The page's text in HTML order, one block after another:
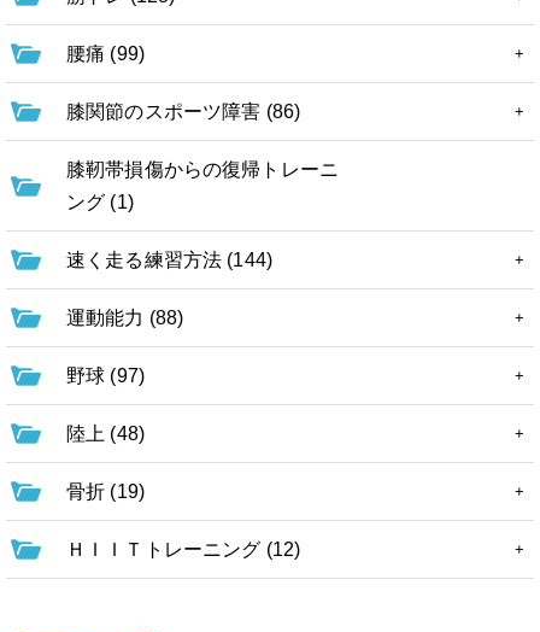
腰痛 (99)
膝関節のスポーツ障害 (86)
膝靭帯損傷からの復帰トレーニ
ング (1)
速く走る練習方法 (144)
運動能力 (88)
野球 (97)
陸上 (48)
骨折 (19)
ＨＩＩＴトレーニング (12)